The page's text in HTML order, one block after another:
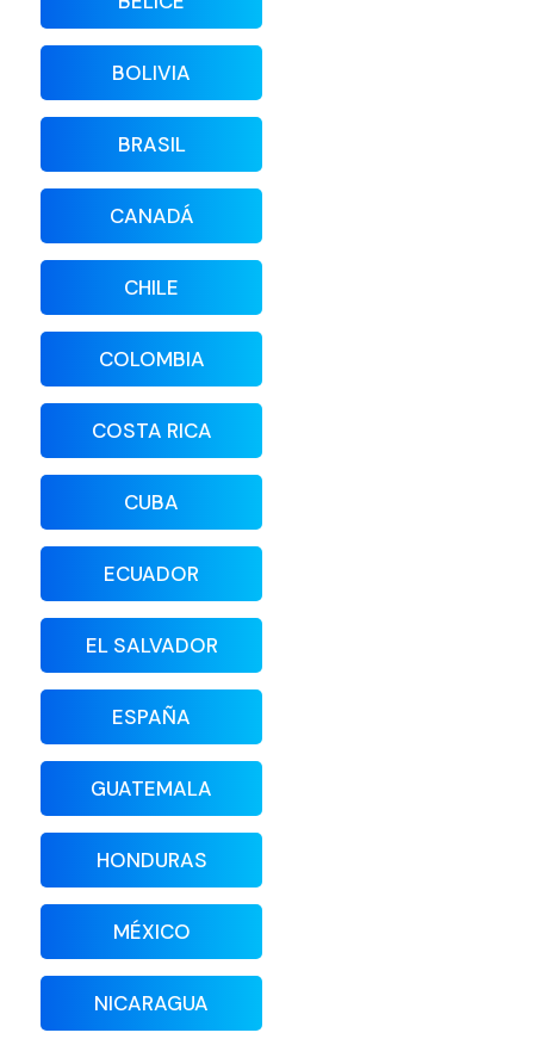
BOLIVIA
BRASIL
CANADÁ
CHILE
COLOMBIA
COSTA RICA
CUBA
ECUADOR
EL SALVADOR
ESPAÑA
GUATEMALA
HONDURAS
MÉXICO
NICARAGUA